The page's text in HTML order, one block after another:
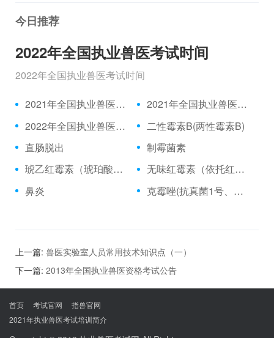
今日推荐
2022年全国执业兽医考试时间
2022年全国执业兽医考试时间
2021年全国执业兽医资格考试成绩公布时间、合格分数线
2021年全国执业兽医资格考试真题
2022年全国执业兽医考试时间
二性霉素B(两性霉素B)
直肠脱出
制霉菌素
琥乙红霉素（琥珀酸红霉素、乙琥红霉素）
无味红霉素（依托红霉素）
鼻炎
克霉唑(抗真菌1号、三苯甲咪唑)
上一篇: 兽医实验室人员常用技术知识点（一）
下一篇: 2013年全国执业兽医资格考试公告
首页 考试官网
指兽官网
2021年执业兽医考试培训简介